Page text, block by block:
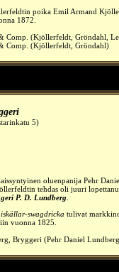
poika Emil Armand
1872.
Comp. (Kjöllerfeldt, Gröndahl,
Comp. (Kjöllerfeldt, Gröndahl)
5)
oluenpanija Pehr
tehdas oli juuri
P. D. Lundberg
iskällar-swagdricka tulivat
vuonna 1825.
Bryggeri (Pehr Daniel